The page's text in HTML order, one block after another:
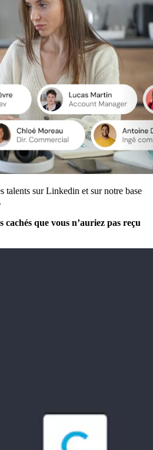
talents sur Linkedin et sur notre base
que vous n’auriez pas reçu